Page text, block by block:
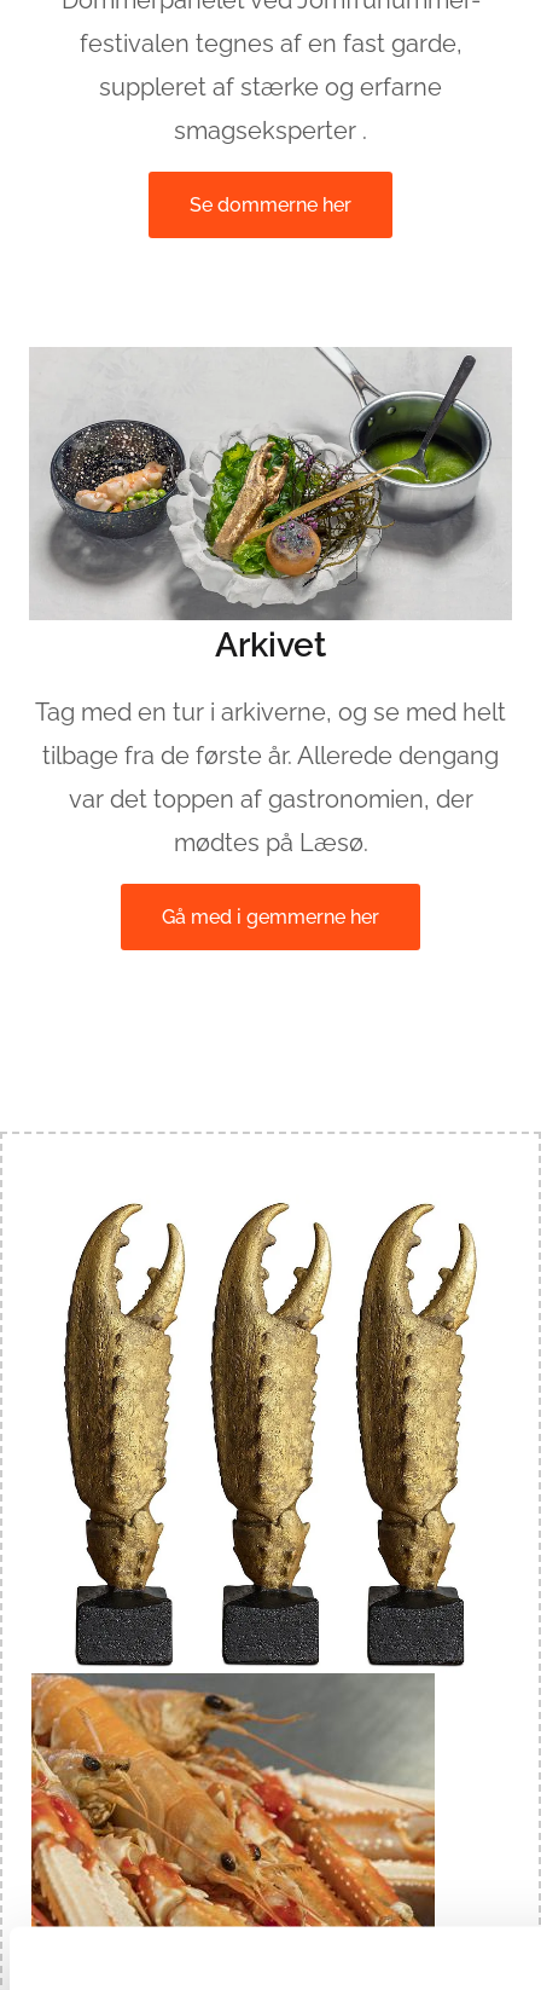
festivalen tegnes af en fast garde,
suppleret af stærke og erfarne
smagseksperter .
Se dommerne her
Arkivet
Tag med en tur i arkiverne, og se med helt
tilbage fra de første år. Allerede dengang
var det toppen af gastronomien, der
mødtes på Læsø.
Gå med i gemmerne her